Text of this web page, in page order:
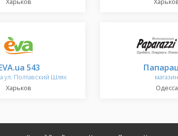
Харьков
543
ул. Полтавский Шлях
Харьков
магазин
Одесса